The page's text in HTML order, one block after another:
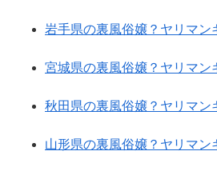
岩手県の裏風俗嬢？ヤリマン
宮城県の裏風俗嬢？ヤリマン
秋田県の裏風俗嬢？ヤリマン
山形県の裏風俗嬢？ヤリマン